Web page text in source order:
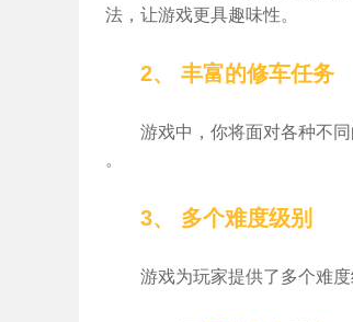
法，让游戏更具趣味性。
2、 丰富的修车任务
游戏中，你将面对各种不
。
3、 多个难度级别
游戏为玩家提供了多个难